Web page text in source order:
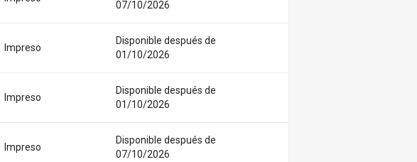
07/10/2026
Impreso
Disponible después de
01/10/2026
Impreso
Disponible después de
01/10/2026
Impreso
Disponible después de
07/10/2026